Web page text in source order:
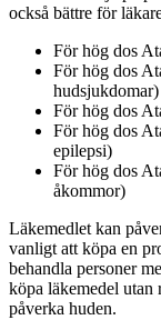
också bättre för
För hög dos
För hög dos
hudsjukdomar)
För hög dos
För hög dos
epilepsi)
För hög dos
åkommor)
Läkemedlet kan
vanligt att köpa en
behandla personer
köpa läkemedel utan
påverka huden.